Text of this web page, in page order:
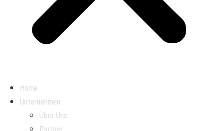
Home
Unternehmen
Über Uns